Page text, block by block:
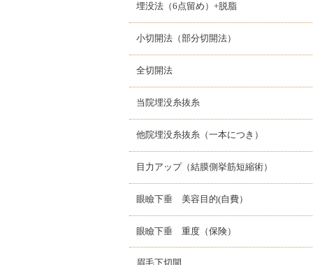
埋没法（6点留め）+脱脂
小切開法（部分切開法）
全切開法
当院埋没糸抜糸
他院埋没糸抜糸（一本につき）
目力アップ（結膜側挙筋短縮術）
眼瞼下垂 美容目的(自費）
眼瞼下垂 重度（保険）
眉毛下切開